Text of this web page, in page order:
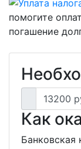
помогите
погашение
13200
Как
Банковская